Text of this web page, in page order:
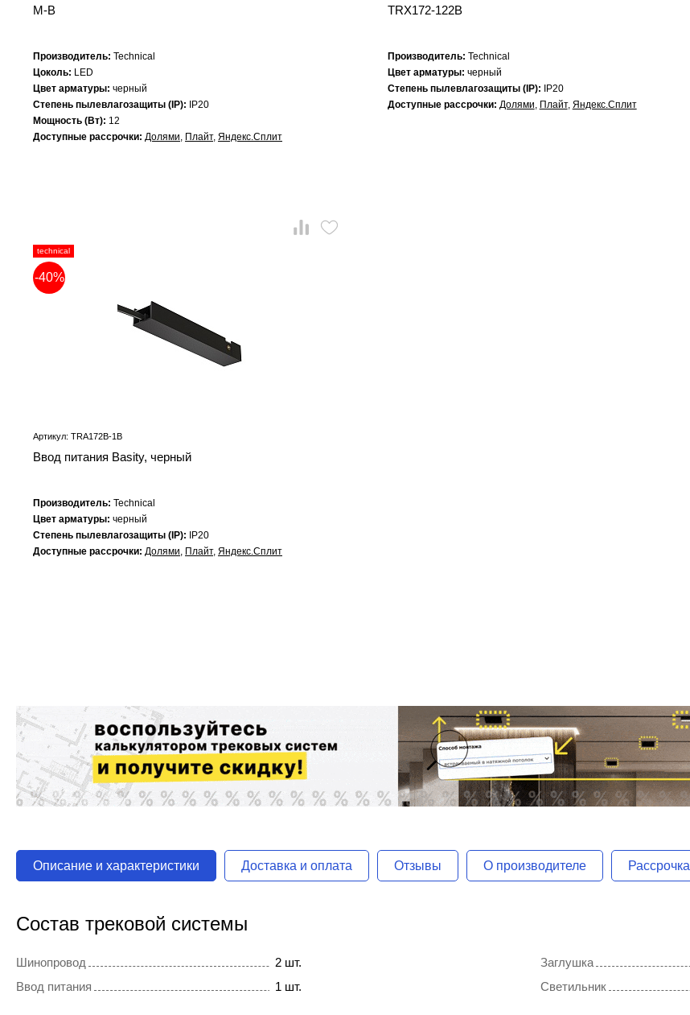
M-B
Производитель: Technical
Цоколь: LED
Цвет арматуры: черный
Степень пылевлагозащиты (IP):
IP20
Мощность (Вт): 12
Доступные рассрочки: Долями, Плайт, Яндекс.Сплит
TRX172-122B
Производитель: Technical
Цвет арматуры: черный
Степень пылевлагозащиты (IP):
IP20
Доступные рассрочки: Долями, Плайт, Яндекс.Сплит
technical
-40%
Артикул: TRA172B-1B
Ввод питания Basity, черный
Производитель: Technical
Цвет арматуры: черный
Степень пылевлагозащиты (IP):
IP20
Доступные рассрочки: Долями, Плайт, Яндекс.Сплит
Описание и характеристики Доставка и оплата Отзывы О производителе Рассрочка
Состав трековой системы
Шинопровод 2 шт. Заглушка
Ввод питания
1 шт. Светильник